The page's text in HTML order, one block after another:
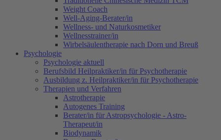
Weight Coach
Well-Aging-Berater/in
Wellness- und Naturkosmetiker
Wellnesstrainer/in
Wirbelsäulentherapie nach Dorn und Breuß
Psychologie
Psychologie aktuell
Berufsbild Heilpraktiker/in für Psychotherapie
Ausbildung z. Heilpraktiker/in für Psychotherapie
Therapien und Verfahren
Astrotherapie
Autogenes Training
Berater/in für Astropsychologie - Astro-
Therapeut/in
Biodynamik